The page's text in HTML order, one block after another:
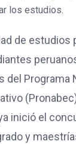
los estudios.
de estudios
del Programa
inició el
y